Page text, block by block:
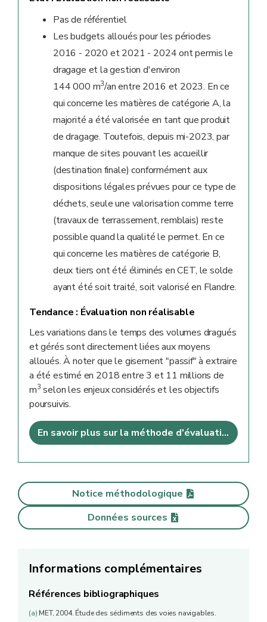
Pas de référentiel
Les budgets alloués pour les périodes
2016 - 2020 et 2021 - 2024 ont permis le
dragage et la gestion d'environ
144 000 m3/an entre 2016 et 2023. En ce
qui concerne les matières de catégorie A, la
majorité a été valorisée en tant que produit
de dragage. Toutefois, depuis mi-2023, par
manque de sites pouvant les accueillir
(destination finale) conformément aux
dispositions légales prévues pour ce type de
déchets, seule une valorisation comme terre
(travaux de terrassement, remblais) reste
possible quand la qualité le permet. En ce
qui concerne les matières de catégorie B,
deux tiers ont été éliminés en CET, le solde
ayant été soit traité, soit valorisé en Flandre.
Tendance : Évaluation non réalisable
Les variations dans le temps des volumes dragués
et gérés sont directement liées aux moyens
alloués. À noter que le gisement "passif" à extraire
a été estimé en 2018 entre 3 et 11 millions de
m3 selon les enjeux considérés et les objectifs
poursuivis.
En savoir plus sur la méthode d'évaluation
Notice méthodologique
Données sources
Informations complémentaires
Références bibliographiques
(a) MET, 2004. Étude des sédiments des voies navigables.